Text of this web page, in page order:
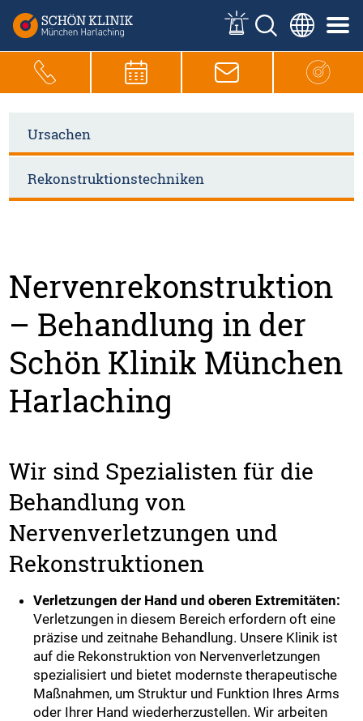
Ursachen
Rekonstruktionstechniken
Nervenrekonstruktion
– Behandlung in der
Schön Klinik München
Harlaching
Wir sind Spezialisten für die
Behandlung von
Nervenverletzungen und
Rekonstruktionen
Verletzungen der Hand und oberen Extremitäten:
Verletzungen in diesem Bereich erfordern oft eine
präzise und zeitnahe Behandlung. Unsere Klinik ist
auf die Rekonstruktion von Nervenverletzungen
spezialisiert und bietet modernste therapeutische
Maßnahmen, um Struktur und Funktion Ihres Arms
oder Ihrer Hand wiederherzustellen. Wir arbeiten